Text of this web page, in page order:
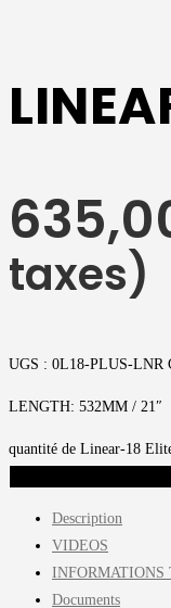
taxes)
UGS : 0L18-PLUS-LNR
LENGTH: 532MM / 21″
quantité de Linear-18
Description
VIDEOS
INFORMATIONS
Documents